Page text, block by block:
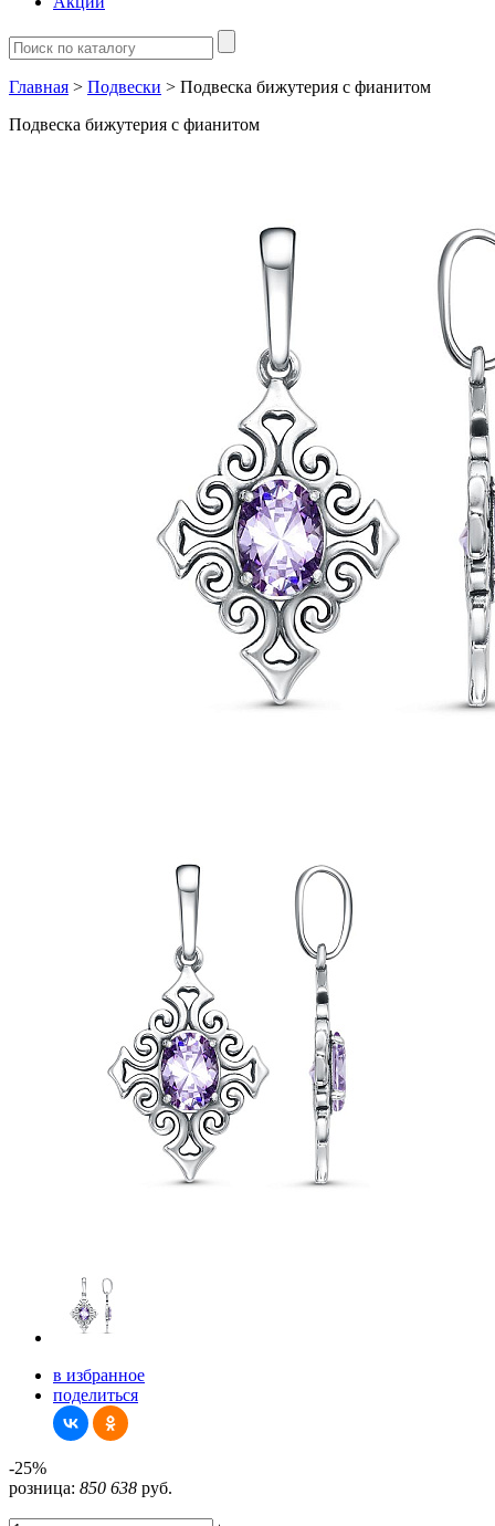
Главная > Подвески > Подвеска бижутерия с фианитом
Подвеска бижутерия с фианитом
в избранное
поделиться
-25%
розница: 850 638 руб.